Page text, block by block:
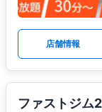
店舗情報
ファストジム